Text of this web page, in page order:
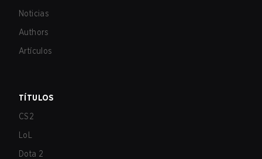
Noticias
Authors
Artículos
TÍTULOS
CS2
LoL
Dota 2